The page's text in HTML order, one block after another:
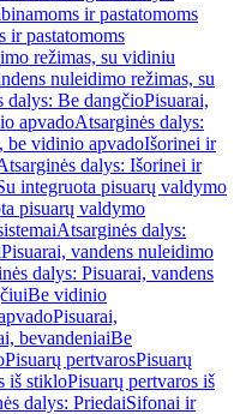
ir pastatomoms
ir pastatomoms
režimas, su vidiniu
nuleidimo režimas, su
dalys: Be dangčioPisuarai,
apvadoAtsarginės dalys:
be vidinio apvadoIšorinei ir
dalys: Išorinei ir
integruota pisuarų valdymo
pisuarų valdymo
Atsarginės dalys:
Pisuarai, vandens nuleidimo
dalys: Pisuarai, vandens
Be vidinio
Pisuarai,
bevandeniaiBe
Pisuarų pertvarosPisuarų
iš stikloPisuarų pertvaros iš
dalys: PriedaiSifonai ir